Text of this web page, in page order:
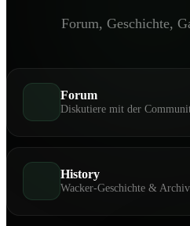
Forum, Geschichte,
Forum
Diskutiere mit der
History
Wacker-Geschichte & Archiv